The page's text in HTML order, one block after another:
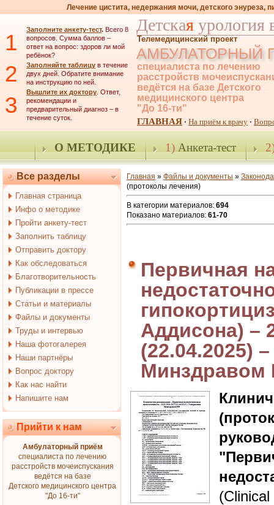
Лечение цистита, недержания мочи, детского энуреза,
1 Заполните анкету-тест. Всего 8
вопросов. Сумма баллов –
ответ на вопрос: здоров ли мой
ребёнок?
2 Заполняйте таблицу в течение
двух дней. Обратите внимание
на инструкцию по ней.
3 Вышлите их доктору. Ответ,
рекомендации и
предварительный диагноз – в
течение суток.
Детская урология
Телемедицинский проект
АМБУЛАТОРНЫЙ
специалиста по лечению
расстройств
ведётся на базе Детского
медицинского центра
"До 16-ти"
ГЛАВНАЯ · На приём к врачу ·
О МЕТОДИКЕ 1)Анкета-тест
Все разделы
Главная страница
Инфо о методике
Пройти анкету-тест
Заполнить таблицу
Отправить доктору
Как обследоваться
Благотворительность
Публикации в прессе
Статьи и материалы
Файлы и документы
Труды и интервью
Наша фотогалерея
Наши партнёры
Вопрос доктору
Как нас найти
Напишите нам
Прийти к нам
Амбулаторный приём
специалиста по лечению
расстройств мочеиспускания
ведётся на базе
Детского медицинского центра
"До 16-ти"
Главная » Файлы и документы »
(протоколы лечения)
В категории материалов: 694
Показано материалов: 61-70
Первичная
Аддисона) –
(22.04.2025)
Минздравом